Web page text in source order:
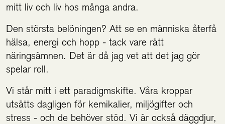
mitt liv och liv hos många andra.
Den största belöningen? Att se en människa återfå
hälsa, energi och hopp - tack vare rätt
näringsämnen. Det är då jag vet att det jag gör
spelar roll.
Vi står mitt i ett paradigmskifte. Våra kroppar
utsätts dagligen för kemikalier, miljögifter och
stress - och de behöver stöd. Vi är också däggdjur,